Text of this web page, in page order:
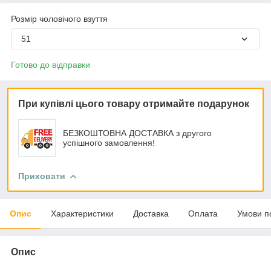
Розмір чоловічого взуття
51
Готово до відправки
При купівлі цього товару отримайте подарунок
БЕЗКОШТОВНА ДОСТАВКА з другого
успішного замовлення!
Приховати
Опис Характеристики Доставка Оплата Умови
Опис